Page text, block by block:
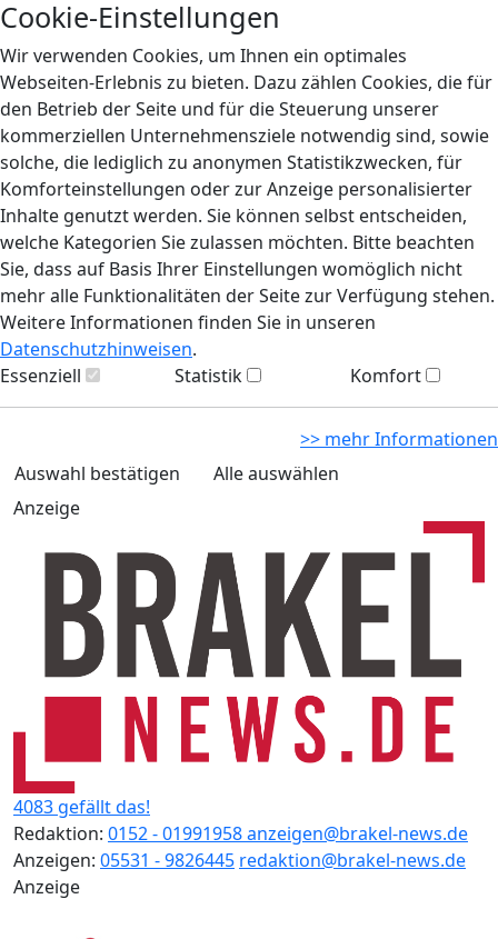
Cookie-Einstellungen
Wir verwenden Cookies, um Ihnen ein optimales
Webseiten-Erlebnis zu bieten. Dazu zählen Cookies, die für
den Betrieb der Seite und für die Steuerung unserer
kommerziellen Unternehmensziele notwendig sind, sowie
solche, die lediglich zu anonymen Statistikzwecken, für
Komforteinstellungen oder zur Anzeige personalisierter
Inhalte genutzt werden. Sie können selbst entscheiden,
welche Kategorien Sie zulassen möchten. Bitte beachten
Sie, dass auf Basis Ihrer Einstellungen womöglich nicht
mehr alle Funktionalitäten der Seite zur Verfügung stehen.
Weitere Informationen finden Sie in unseren
Datenschutzhinweisen.
Essenziell
Statistik Komfort
>> mehr Informationen
Auswahl bestätigen
Alle auswählen
Anzeige
4083 gefällt das!
Redaktion: 0152 - 01991958anzeigen@brakel-news.de
Anzeigen: 05531 - 9826445 redaktion@brakel-news.de
Anzeige